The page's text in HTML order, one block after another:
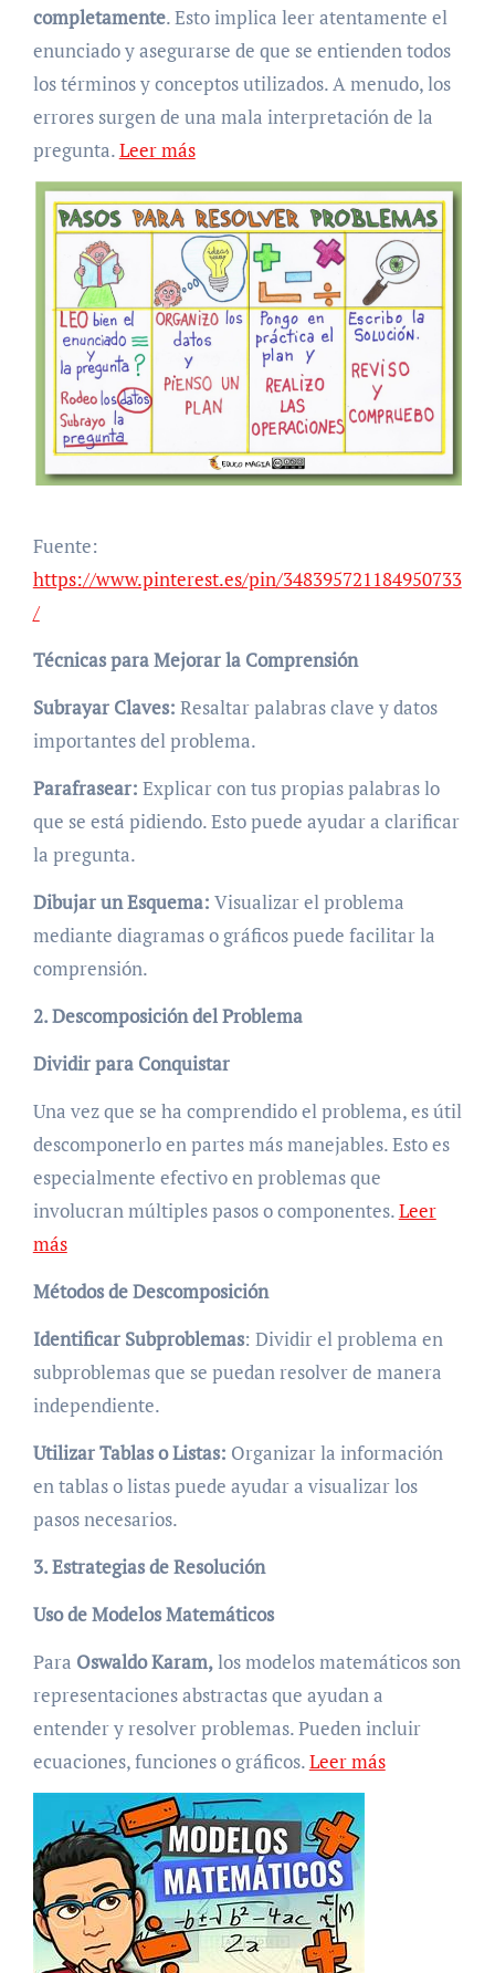
completamente. Esto implica leer atentamente el
enunciado y asegurarse de que se entienden todos
los términos y conceptos utilizados. A menudo, los
errores surgen de una mala interpretación de la
pregunta.Leer más
Fuente:
https://www.pinterest.es/pin/348395721184950733
/
Técnicas para Mejorar la Comprensión
Subrayar Claves: Resaltar palabras clave y datos
importantes del problema.
Parafrasear: Explicar con tus propias palabras lo
que se está pidiendo. Esto puede ayudar a clarificar
la pregunta.
Dibujar un Esquema: Visualizar el problema
mediante diagramas o gráficos puede facilitar la
comprensión.
2. Descomposición del Problema
Dividir para Conquistar
Una vez que se ha comprendido el problema, es útil
descomponerlo en partes más manejables. Esto es
especialmente efectivo en problemas que
involucran múltiples pasos o componentes.Leer
más
Métodos de Descomposición
Identificar Subproblemas: Dividir el problema en
subproblemas que se puedan resolver de manera
independiente.
Utilizar Tablas o Listas: Organizar la información
en tablas o listas puede ayudar a visualizar los
pasos necesarios.
3. Estrategias de Resolución
Uso de Modelos Matemáticos
Para Oswaldo Karam,los modelos matemáticos son
representaciones abstractas que ayudan a
entender y resolver problemas. Pueden incluir
ecuaciones, funciones o gráficos.Leer más